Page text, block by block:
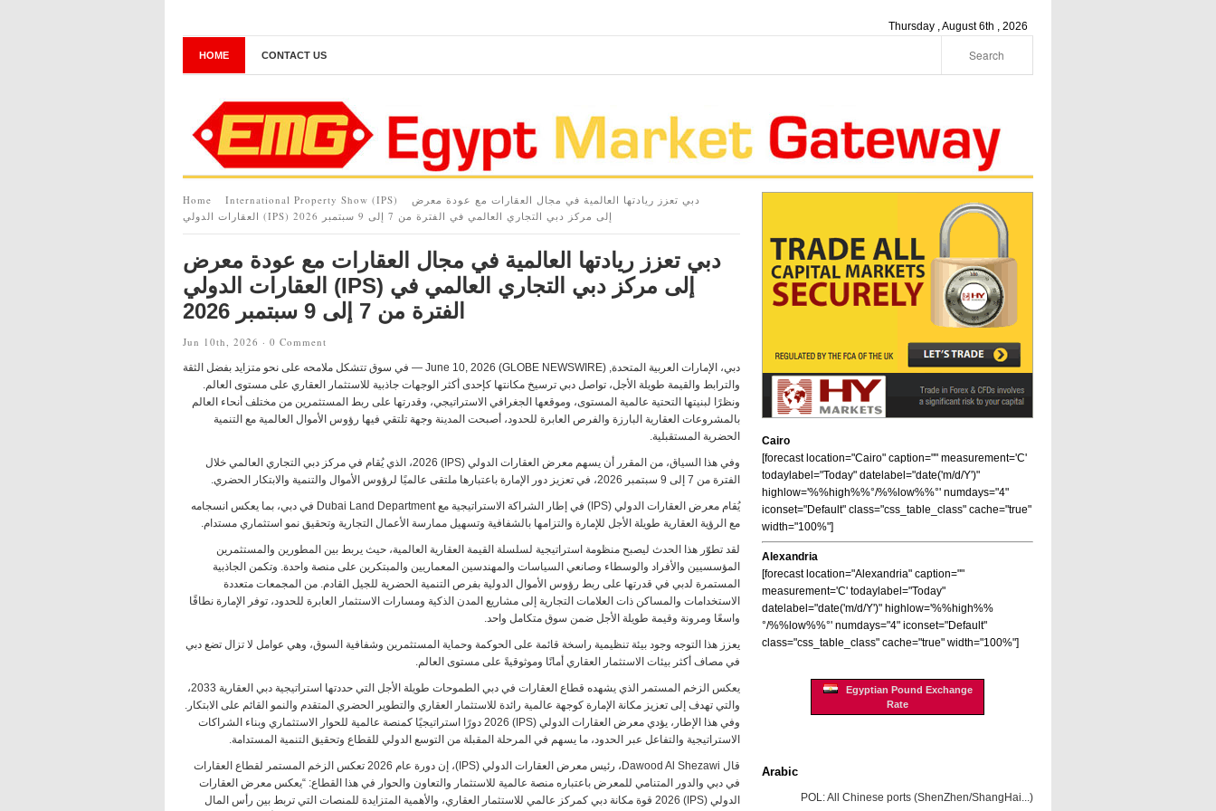
Thursday , August 6th , 2026
HOME CONTACT US
Home International Property Show (IPS)
دبي تعزز ريادتها العالمية في مجال العقارات مع عودة معرض
العقارات الدولي (IPS) إلى مركز دبي التجاري العالمي في الفترة من 7 إلى 9 سبتمبر 2026
دبي تعزز ريادتها العالمية في مجال العقارات مع عودة معرض
العقارات الدولي (IPS) إلى مركز دبي التجاري العالمي في
الفترة من 7 إلى 9 سبتمبر 2026
Jun 10th, 2026 · 0 Comment
دبي، الإمارات العربية المتحدة, June 10, 2026 (GLOBE NEWSWIRE) — في سوق تتشكل ملامحه على نحو متزايد بفضل الثقة
والترابط والقيمة طويلة الأجل، تواصل دبي ترسيخ مكانتها كإحدى أكثر الوجهات جاذبية للاستثمار العقاري على مستوى العالم.
ونظرًا لبنيتها التحتية عالمية المستوى، وموقعها الجغرافي الاستراتيجي، وقدرتها على ربط المستثمرين من مختلف أنحاء العالم
بالمشروعات العقارية البارزة والفرص العابرة للحدود، أصبحت المدينة وجهة تلتقي فيها رؤوس الأموال العالمية مع التنمية
الحضرية المستقبلية.
وفي هذا السياق، من المقرر أن يسهم معرض العقارات الدولي (IPS) 2026، الذي يُقام في مركز دبي التجاري العالمي خلال
الفترة من 7 إلى 9 سبتمبر 2026، في تعزيز دور الإمارة باعتبارها ملتقى عالميًا لرؤوس الأموال والتنمية والابتكار الحضري.
يُقام معرض العقارات الدولي (IPS) في إطار الشراكة الاستراتيجية مع Dubai Land Department في دبي، بما يعكس انسجامه
مع الرؤية العقارية طويلة الأجل للإمارة والتزامها بالشفافية وتسهيل ممارسة الأعمال التجارية وتحقيق نمو استثماري مستدام.
لقد تطوّر هذا الحدث ليصبح منظومة استراتيجية لسلسلة القيمة العقارية العالمية، حيث يربط بين المطورين والمستثمرين
المؤسسيين والأفراد والوسطاء وصانعي السياسات والمهندسين المعماريين والمبتكرين على منصة واحدة. وتكمن الجاذبية
المستمرة لدبي في قدرتها على ربط رؤوس الأموال الدولية بفرص التنمية الحضرية للجيل القادم. من المجمعات متعددة
الاستخدامات والمساكن ذات العلامات التجارية إلى مشاريع المدن الذكية ومسارات الاستثمار العابرة للحدود، توفر الإمارة نطاقًا
واسعًا ومرونة وقيمة طويلة الأجل ضمن سوق متكامل واحد.
يعزز هذا التوجه وجود بيئة تنظيمية راسخة قائمة على الحوكمة وحماية المستثمرين وشفافية السوق، وهي عوامل لا تزال تضع دبي
في مصاف أكثر بيئات الاستثمار العقاري أمانًا وموثوقيةً على مستوى العالم.
يعكس الزخم المستمر الذي يشهده قطاع العقارات في دبي الطموحات طويلة الأجل التي حددتها استراتيجية دبي العقارية 2033،
والتي تهدف إلى تعزيز مكانة الإمارة كوجهة عالمية رائدة للاستثمار العقاري والتطوير الحضري المتقدم والنمو القائم على الابتكار.
وفي هذا الإطار، يؤدي معرض العقارات الدولي (IPS) 2026 دورًا استراتيجيًا كمنصة عالمية للحوار الاستثماري وبناء الشراكات
الاستراتيجية والتفاعل عبر الحدود، ما يسهم في المرحلة المقبلة من التوسع الدولي للقطاع وتحقيق التنمية المستدامة.
قال Dawood Al Shezawi، رئيس معرض العقارات الدولي (IPS)، إن دورة عام 2026 تعكس الزخم المستمر لقطاع العقارات
في دبي والدور المتنامي للمعرض باعتباره منصة عالمية للاستثمار والتعاون والحوار في هذا القطاع: “يعكس معرض العقارات
الدولي (IPS) 2026 قوة مكانة دبي كمركز عالمي للاستثمار العقاري، والأهمية المتزايدة للمنصات التي تربط بين رأس المال
Cairo
[forecast location="Cairo" caption="" measurement='C'
todaylabel="Today" datelabel="date('m/d/Y')"
highlow='%%high%%°/%%low%%°' numdays="4"
iconset="Default" class="css_table_class" cache="true"
width="100%"]
Alexandria
[forecast location="Alexandria" caption=""
measurement='C' todaylabel="Today"
datelabel="date('m/d/Y')" highlow='%%high%%
°/%%low%%°' numdays="4" iconset="Default"
class="css_table_class" cache="true" width="100%"]
Egyptian Pound Exchange
Rate
Arabic
POL: All Chinese ports (ShenZhen/ShangHai...)